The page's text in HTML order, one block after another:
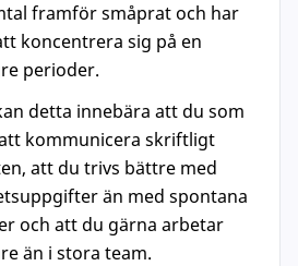
framför småprat och har
koncentrera sig på en
perioder.
detta innebära att du som
kommunicera skriftligt
att du trivs bättre med
än med spontana
och att du gärna arbetar
än i stora team.